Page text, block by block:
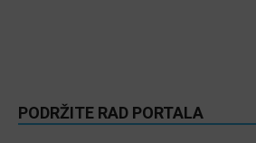
PODRŽITE RAD PORTALA